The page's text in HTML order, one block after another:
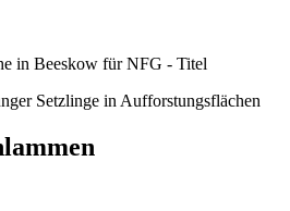
Setzlinge in Aufforstungsflächen